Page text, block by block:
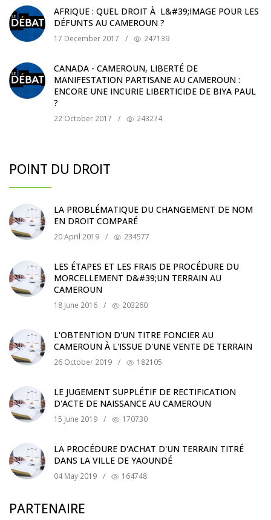
AFRIQUE : QUEL DROIT À L&#39;IMAGE POUR LES
DÉFUNTS AU CAMEROUN ?
17 December 2017 / 247139
CANADA - CAMEROUN, LIBERTÉ DE
MANIFESTATION PARTISANE AU CAMEROUN :
ENCORE UNE INCURIE LIBERTICIDE DE BIYA PAUL
?
22 October 2017 / 243274
POINT DU DROIT
LA PROBLÉMATIQUE DU CHANGEMENT DE NOM
EN DROIT COMPARÉ
20 April 2019 / 234577
LES ÉTAPES ET LES FRAIS DE PROCÉDURE DU
MORCELLEMENT D&#39;UN TERRAIN AU
CAMEROUN
18 June 2016 / 203260
L'OBTENTION D'UN TITRE FONCIER AU
CAMEROUN À L'ISSUE D'UNE VENTE DE TERRAIN
26 October 2019 / 182105
LE JUGEMENT SUPPLÉTIF DE RECTIFICATION
D'ACTE DE NAISSANCE AU CAMEROUN
15 June 2019 / 170730
LA PROCÉDURE D'ACHAT D'UN TERRAIN TITRÉ
DANS LA VILLE DE YAOUNDÉ
04 May 2019 / 164748
PARTENAIRE